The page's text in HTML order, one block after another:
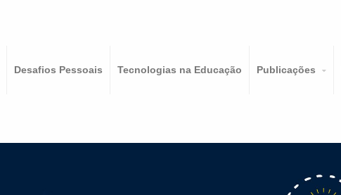
Desafios Pessoais Tecnologias na Educação Publicações